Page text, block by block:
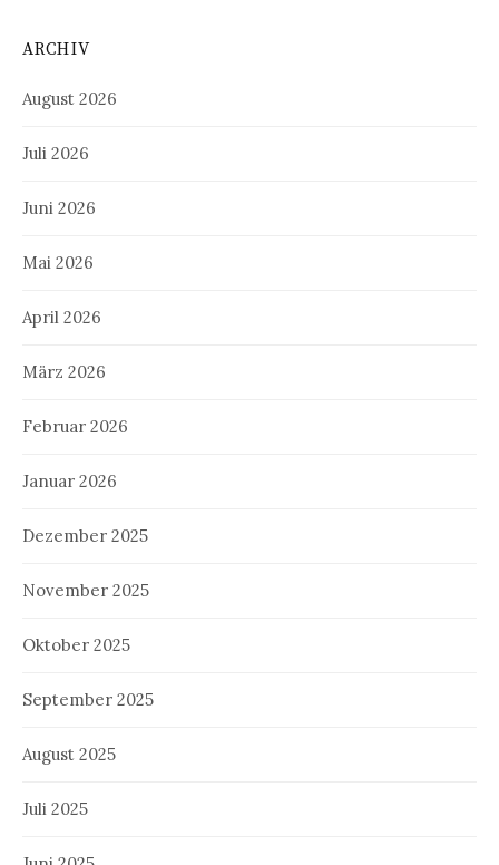
ARCHIV
August 2026
Juli 2026
Juni 2026
Mai 2026
April 2026
März 2026
Februar 2026
Januar 2026
Dezember 2025
November 2025
Oktober 2025
September 2025
August 2025
Juli 2025